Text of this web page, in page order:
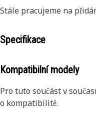
Stále pracujeme na
Specifikace
Kompatibilní modely
Pro tuto součást v
o kompatibilitě.